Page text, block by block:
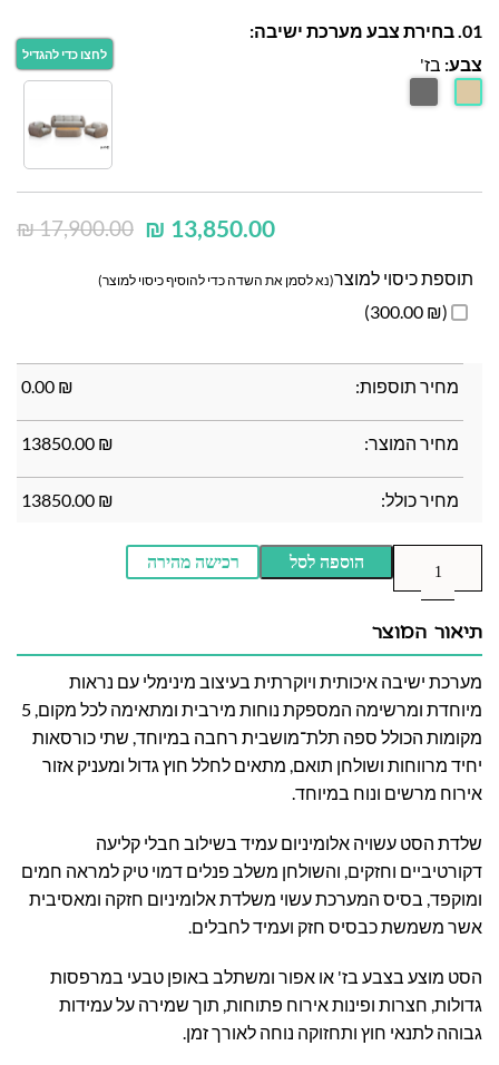
01. בחירת צבע מערכת ישיבה:
צבע: בז'
₪17,900.00 ₪ 13,850.00
תוספת כיסוי למוצר(נא לסמן את השדה כדי להוסיף כיסוי למוצר)
(₪ 300.00)
מחיר תוספות: ₪
0.00
מחיר המוצר: ₪
13850.00
מחיר כולל: ₪
13850.00
הוספה לסל רכישה מהירה
תיאור המוצר
מערכת ישיבה איכותית ויוקרתית בעיצוב מינימלי עם נראות
מיוחדת ומרשימה המספקת נוחות מירבית ומתאימה לכל מקום, 5
מקומות הכולל ספה תלת־מושבית רחבה במיוחד, שתי כורסאות
יחיד מרווחות ושולחן תואם, מתאים לחלל חוץ גדול ומעניק אזור
אירוח מרשים ונוח במיוחד.
שלדת הסט עשויה אלומיניום עמיד בשילוב חבלי קליעה
דקורטיביים וחזקים, והשולחן משלב פנלים דמוי טיק למראה חמים
ומוקפד, בסיס המערכת עשוי משלדת אלומיניום חזקה ומאסיבית
אשר משמשת כבסיס חזק ועמיד לחבלים.
הסט מוצע בצבע בז' או אפור ומשתלב באופן טבעי במרפסות
גדולות, חצרות ופינות אירוח פתוחות, תוך שמירה על עמידות
גבוהה לתנאי חוץ ותחזוקה נוחה לאורך זמן.